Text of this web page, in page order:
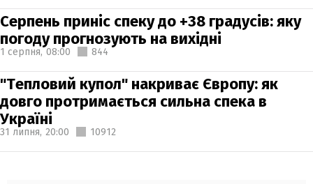
Серпень приніс спеку до +38 градусів: яку
погоду прогнозують на вихідні
1 серпня, 08:00 844
"Тепловий купол" накриває Європу: як
довго протримається сильна спека в
Україні
31 липня, 20:00 10912